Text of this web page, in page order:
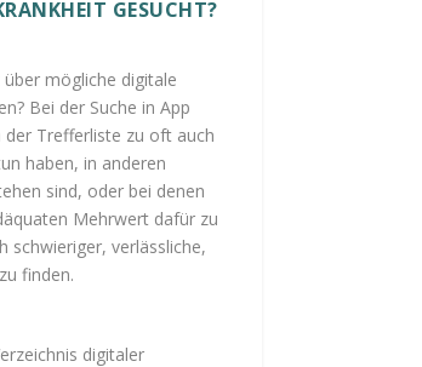
GESUCHT?
mögliche digitale
Bei der Suche in App
der Trefferliste zu oft auch
haben, in anderen
sind, oder bei denen
Mehrwert dafür zu
schwieriger, verlässliche,
finden.
digitaler